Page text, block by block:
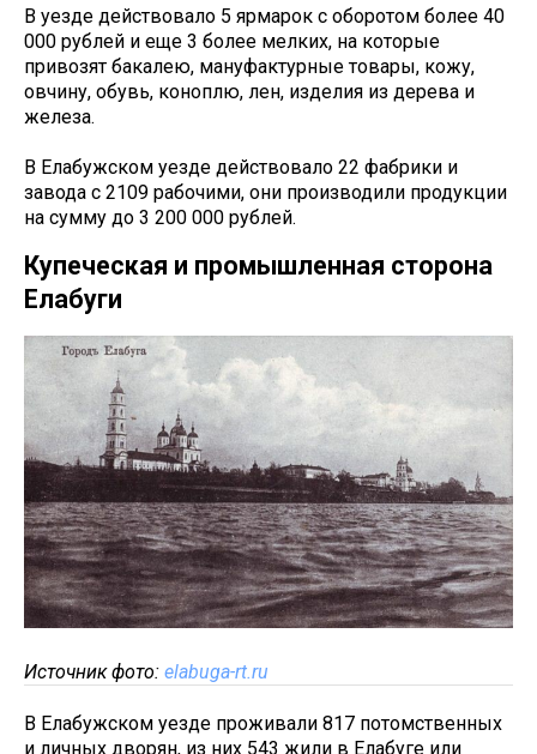
В уезде действовало 5 ярмарок с оборотом более 40
000 рублей и еще 3 более мелких, на которые
привозят бакалею, мануфактурные товары, кожу,
овчину, обувь, коноплю, лен, изделия из дерева и
железа.
В Елабужском уезде действовало 22 фабрики и
завода с 2109 рабочими, они производили продукции
на сумму до 3 200 000 рублей.
Купеческая и промышленная сторона
Елабуги
Источник фото: elabuga-rt.ru
В Елабужском уезде проживали 817 потомственных
и личных дворян, из них 543 жили в Елабуге или